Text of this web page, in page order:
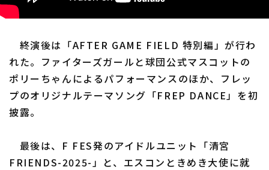
終演後は「AFTER GAME FIELD 特別編」が行わ
れた。ファイターズガールと球団公式マスコットの
ポリーちゃんによるパフォーマンスのほか、フレッ
プのオリジナルテーマソング「FREP DANCE」を初
披露。
最後は、F FES発のアイドルユニット「清宮
FRIENDS-2025-」と、エスコンときめき大使に就